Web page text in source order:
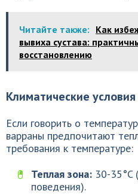
Читайте также: Как
вывиха сустава:
восстановлению
Климатические условия
Если говорить о
варраны предпочитают
требования к температуре:
Теплая зона: 30-35°C
поведения).